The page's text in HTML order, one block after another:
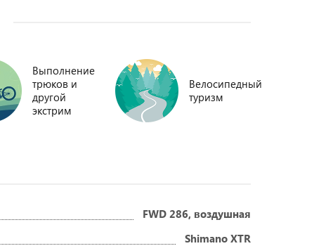
Выполнение
трюков и
другой
экстрим
Велосипедный
туризм
FWD 286, воздушная
Shimano XTR